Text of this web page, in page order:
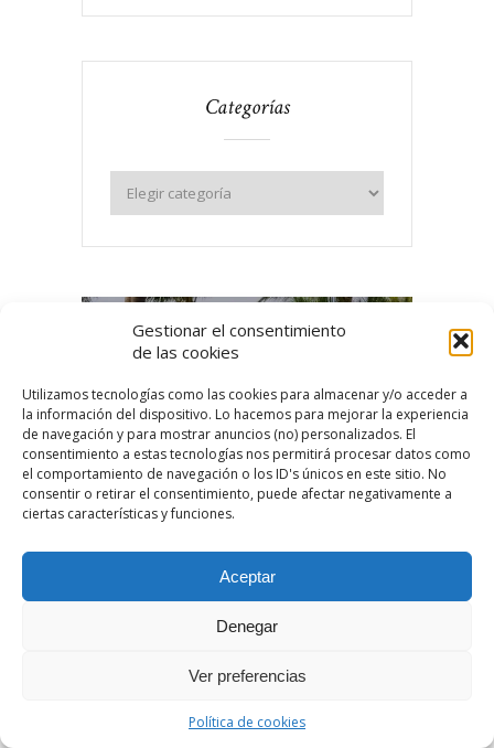
Gestionar el consentimiento
de las cookies
Utilizamos tecnologías como las cookies para almacenar y/o acceder a
la información del dispositivo. Lo hacemos para mejorar la experiencia
de navegación y para mostrar anuncios (no) personalizados. El
consentimiento a estas tecnologías nos permitirá procesar datos como
el comportamiento de navegación o los ID's únicos en este sitio. No
consentir o retirar el consentimiento, puede afectar negativamente a
ciertas características y funciones.
Aceptar
Denegar
Ver preferencias
Política de cookies
Categorías